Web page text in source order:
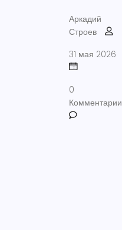
Аркадий
Строев
31 мая 2026
0
Комментарии